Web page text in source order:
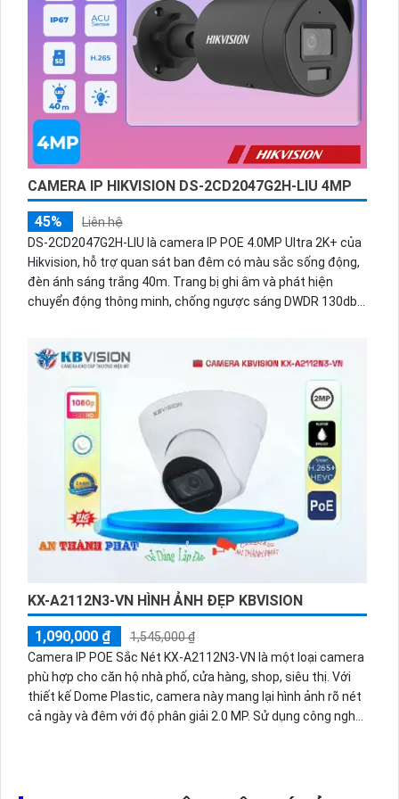
CAMERA IP HIKVISION DS-2CD2047G2H-LIU 4MP
45%
Liên hệ
DS-2CD2047G2H-LIU là camera IP POE 4.0MP Ultra 2K+ của
Hikvision, hỗ trợ quan sát ban đêm có màu sắc sống động,
đèn ánh sáng trắng 40m. Trang bị ghi âm và phát hiện
chuyển động thông minh, chống ngược sáng DWDR 130db,
KX-A2112N3-VN HÌNH ẢNH ĐẸP KBVISION
1,090,000 ₫
1,545,000 ₫
Camera IP POE Sắc Nét KX-A2112N3-VN là một loại camera
phù hợp cho căn hộ nhà phố, cửa hàng, shop, siêu thị. Với
thiết kế Dome Plastic, camera này mang lại hình ảnh rõ nét
cả ngày và đêm với độ phân giải 2.0 MP. Sử dụng công nghệ
lượng, sử dụng công nghệ giám sát ban đêm hồng ngoại với